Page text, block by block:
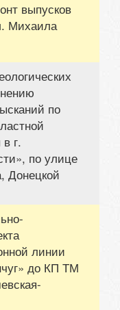
выпусков
Михаила
по
г.
по улице
Донецкой
линии
до КП ТМ